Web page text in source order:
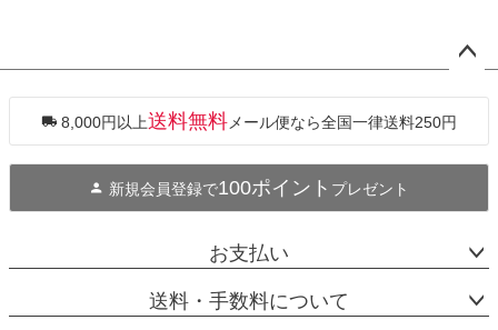
ジト
へ
8,000円以上送料無料 メール便なら全国一律送料250円
新規会員登録で100ポイント プレゼント
お支払い
送料・手数料について